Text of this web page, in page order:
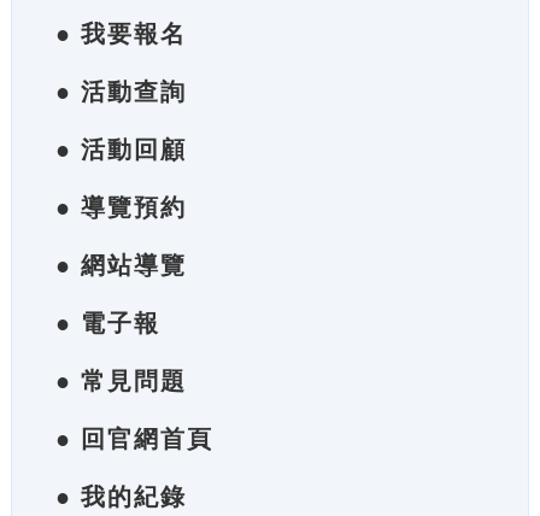
● 我要報名
● 活動查詢
● 活動回顧
● 導覽預約
● 網站導覽
● 電子報
● 常見問題
● 回官網首頁
● 我的紀錄